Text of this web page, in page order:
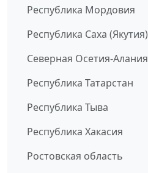
Республика Мордовия
Республика Саха (Якутия)
Северная Осетия-Алания
Республика Татарстан
Республика Тыва
Республика Хакасия
Ростовская область